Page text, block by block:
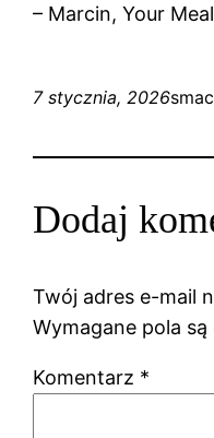
– Marcin, Your
7 stycznia, 2026
Dodaj
Twój adres e-mail
Wymagane pola
Komentarz *